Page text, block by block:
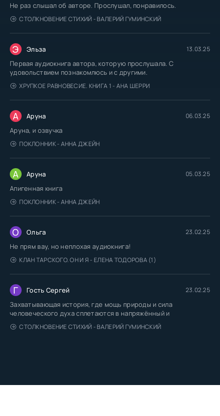
Не раз слышал об авторе. Прослушал, понравилось.
СТОЛКНОВЕНИЕ СТИХИЙ - ВАЛЕРИЙ ГУМИНСКИЙ
Э Эльза 13.03.25
Первая аудиокнига автора, которую прослушала. С
удовольствием познакомлюсь и с другими.
ХРУПКОЕ РАВНОВЕСИЕ. КНИГА 1 - АНА ШЕРРИ
А Аруна 06.03.25
Аруна, и озвучка
ПОКЛОННИК - АННА ДЖЕЙН
А Аруна 05.03.25
Апигенная книга
ПОКЛОННИК - АННА ДЖЕЙН
О Ольга 23.02.25
Не прям вау, но неплохая аудиокнига!
КЛАН ТАРСКОГО. ОН И Я - ЕЛЕНА ТОДОРОВА (1)
Г Гость Сергей 23.02.25
Захватывающая история, где мощь природы и сила
человеческого духа сплетаются в напряжённый и
СТОЛКНОВЕНИЕ СТИХИЙ - ВАЛЕРИЙ ГУМИНСКИЙ